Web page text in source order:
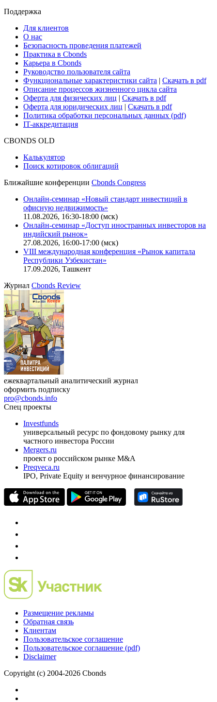
Поддержка
Для клиентов
О нас
Безопасность проведения платежей
Практика в Cbonds
Карьера в Cbonds
Руководство пользователя сайта
Функциональные характеристики сайта | Скачать в pdf
Описание процессов жизненного цикла сайта
Оферта для физических лиц | Скачать в pdf
Оферта для юридических лиц | Скачать в pdf
Политика обработки персональных данных (pdf)
IT-аккредитация
CBONDS OLD
Калькулятор
Поиск котировок облигаций
Ближайшие конференции Cbonds Congress
Онлайн-семинар «Новый стандарт инвестиций в
офисную недвижимость»
11.08.2026, 16:30-18:00 (мск)
Онлайн-семинар «Доступ иностранных инвесторов на
индийский рынок»
27.08.2026, 16:00-17:00 (мск)
VIII международная конференция «Рынок капитала
Республики Узбекистан»
17.09.2026, Ташкент
Журнал Cbonds Review
ежеквартальный аналитический журнал
оформить подписку
pro@cbonds.info
Спец проекты
Investfunds
универсальный ресурс по фондовому рынку для
частного инвестора России
Mergers.ru
проект о российском рынке M&A
Preqveca.ru
IPO, Private Equity и венчурное финансирование
Размещение рекламы
Обратная связь
Клиентам
Пользовательское соглашение
Пользовательское соглашение (pdf)
Disclaimer
Copyright (c) 2004-2026 Cbonds